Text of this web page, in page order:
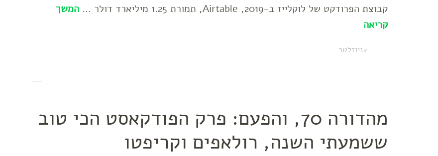
קבוצת הפרודקט של לוקלייז ב-2019, Airtable, תמורת 1.25 מיליארד דולר …
המשך
קריאה
ניוזלטר
מהדורה 70, והפעם: פרק הפודקאסט הכי טוב
ששמעתי השנה, רולאפים וקריפטו